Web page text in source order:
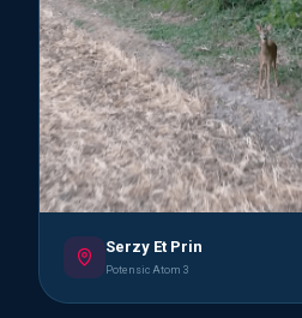
Serzy Et Prin
Potensic Atom 3